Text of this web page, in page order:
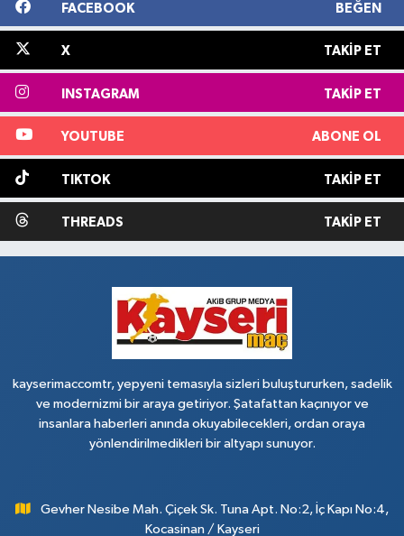
FACEBOOK BEĞEN
X TAKIP ET
INSTAGRAM TAKIP ET
YOUTUBE ABONE OL
TIKTOK TAKIP ET
THREADS TAKIP ET
kayserimaccomtr, yepyeni temasıyla sizleri buluştururken, sadelik
ve modernizmi bir araya getiriyor. Şatafattan kaçınıyor ve
insanlara haberleri anında okuyabilecekleri, ordan oraya
yönlendirilmedikleri bir altyapı sunuyor.
Gevher Nesibe Mah. Çiçek Sk. Tuna Apt. No:2, İç Kapı No:4,
Kocasinan / Kayseri